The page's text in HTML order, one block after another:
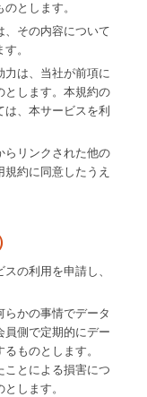
とします。
、その内容について
。
力は、当社が前項に
とします。本規約の
、本サービスを利
らリンクされた他の
約に同意したうえ
の利用を申請し、
らかの事情でデータ
員側で定期的にデー
ものとします。
ことによる損害につ
します。